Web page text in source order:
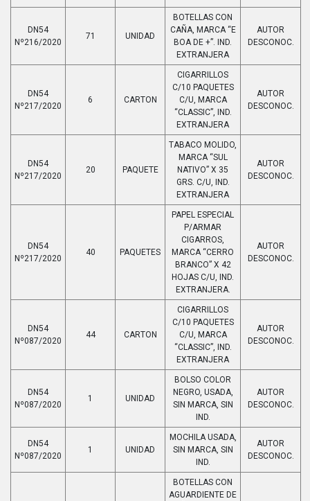
DN54
Nº216/2020
71 UNIDAD
BOTELLAS CON
CAÑA, MARCA “E
BOA DE +”. IND.
EXTRANJERA
AUTOR
DESCONOC.
DN54
Nº217/2020
6 CARTON
CIGARRILLOS
C/10 PAQUETES
C/U, MARCA
“CLASSIC”, IND.
EXTRANJERA
AUTOR
DESCONOC.
DN54
Nº217/2020
20 PAQUETE
TABACO MOLIDO,
MARCA “SUL
NATIVO” X 35
GRS. C/U, IND.
EXTRANJERA
AUTOR
DESCONOC.
DN54
Nº217/2020
40 PAQUETES
PAPEL ESPECIAL
P/ARMAR
CIGARROS,
MARCA “CERRO
BRANCO” X 42
HOJAS C/U, IND.
EXTRANJERA.
AUTOR
DESCONOC.
DN54
Nº087/2020
44 CARTON
CIGARRILLOS
C/10 PAQUETES
C/U, MARCA
“CLASSIC”, IND.
EXTRANJERA
AUTOR
DESCONOC.
DN54
Nº087/2020
1 UNIDAD
BOLSO COLOR
NEGRO, USADA,
SIN MARCA, SIN
IND.
AUTOR
DESCONOC.
DN54
Nº087/2020
1 UNIDAD
MOCHILA USADA,
SIN MARCA, SIN
IND.
AUTOR
DESCONOC.
BOTELLAS CON
AGUARDIENTE DE